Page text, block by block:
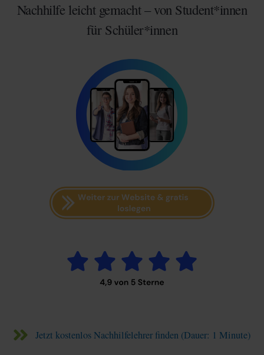
Nachhilfe leicht gemacht – von Student*innen
für Schüler*innen
Jetzt kostenlos Nachhilfelehrer finden (Dauer: 1 Minute)